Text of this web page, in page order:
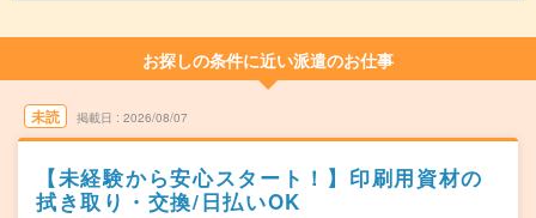
お探しの条件に近い派遣のお仕事
未読 掲載日 2026/08/07
【未経験から安心スタート！】印刷用資材の
拭き取り・交換/日払いOK